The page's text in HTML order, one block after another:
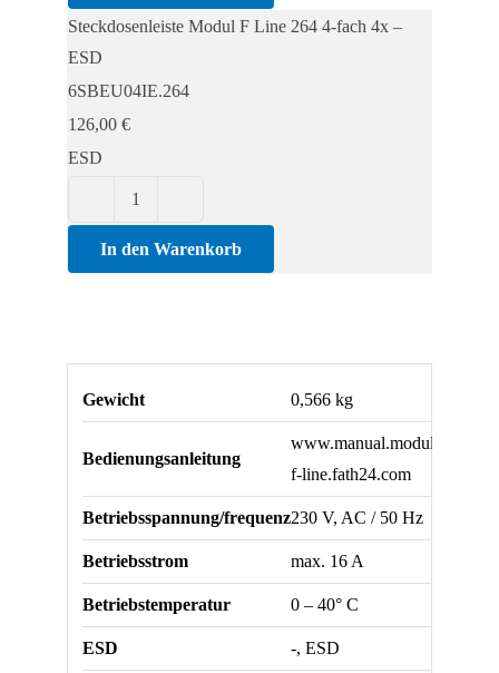
F
Menge
Steckdosenleiste Modul F Line 264 4-fach 4x –
ESD
6SBEU04IE.264
126,00 €
ESD
Modul
F
4-
fach
Menge
In den Warenkorb
Gewicht 0,566 kg
Bedienungsanleitung
www.manual.modul-
f-line.fath24.com
Betriebsspannung/frequenz230 V, AC / 50 Hz
Betriebsstrom max. 16 A
Betriebstemperatur 0 – 40° C
ESD -, ESD